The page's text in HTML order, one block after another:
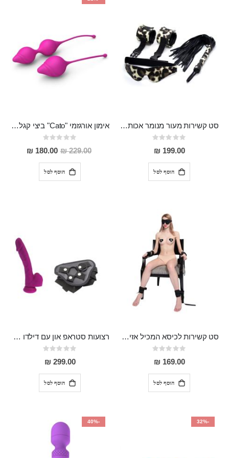
סט קשירות מעור מנומר אכותי המכיל כיסוי עיניים אזיקים ושוט "Plutus"
Rating:
0%
199.00 ₪
הוסף לסל
אימון אורגזמי "Cato" ביצי קגל מסיליקון רפואי עם משקולת
Rating:
0%
229.00 ₪
מחיר
מבצע
180.00 ₪
הוסף לסל
סט קשירות לכיסא המכיל אזיקים לידיים ,אזיקים לרגליים וכיסוי עיניים Egon
Rating:
0%
169.00 ₪
הוסף לסל
רצועות סטראפ און עם דילדו 20 ס"מ "Lear"
Rating:
0%
299.00 ₪
הוסף לסל
-32%
-40%